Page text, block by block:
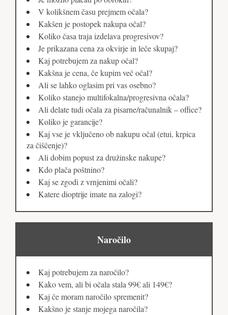
V kolikšnem času prejmem očala?
Kakšen je postopek nakupa očal?
Koliko časa traja izdelava progresivov?
Je prikazana cena za okvirje in leče skupaj?
Kaj potrebujem za nakup očal?
Kakšna je cena, če kupim več očal?
Ali se lahko oglasim pri vas osebno?
Koliko stanejo multifokalna/progresivna očala?
Ali delate tudi očala za pisarne/računalnik – office?
Koliko je garancije?
Kaj vse je vključeno ob nakupu očal (etui, krpica
za čiščenje)?
Ali dobim popust za družinske nakupe?
Kdo plača poštnino?
Kaj se zgodi z vrnjenimi očali?
Katere dioptrije imate na zalogi?
Naročilo
Kaj potrebujem za naročilo?
Kako vem, ali bi očala stala 99€ ali 149€?
Kaj če moram naročilo spremenit?
Kakšno je stanje mojega naročila?